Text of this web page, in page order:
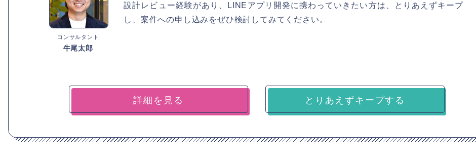
コンサルタント
牛尾太郎
設計レビュー経験があり、LINEアプリ開発に携わっていきたい方は、とりあえずキープ
し、案件への申し込みをぜひ検討してみてください。
詳細を見る とりあえずキープする